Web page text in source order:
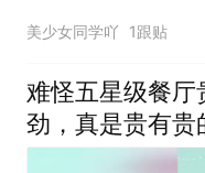
美少女同学吖 1跟贴
难怪五星级餐
劲，真是贵有贵